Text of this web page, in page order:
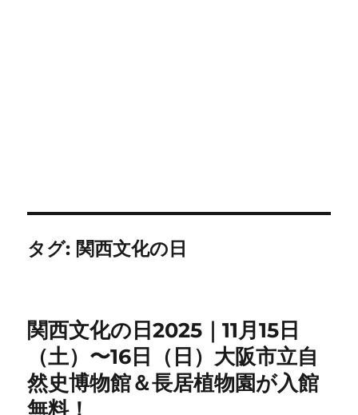
タグ: 関西文化の日
関西文化の日2025｜11月15日
（土）〜16日（日）大阪市立自
然史博物館＆長居植物園が入館
無料！